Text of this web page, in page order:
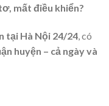
mất điều khiển?
tại Hà Nội 24/24, có
huyện – cả ngày và